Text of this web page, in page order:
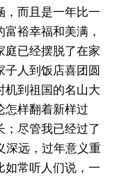
，而且是一年比一
裕幸福和美满，
庭已经摆脱了在家
子人到饭店喜团圆
机到祖国的名山大
怎样翻着新样过
；尽管我已经过了
深远，过年意义重
如常听人们说，一